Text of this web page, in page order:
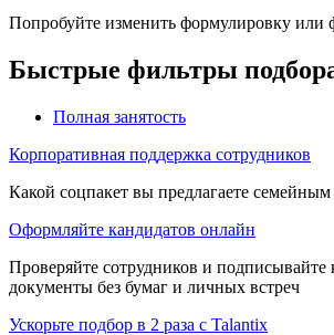
Попробуйте изменить формулировку или
Быстрые фильтры
Полная занятость
Корпоративная поддержка сотрудников
Какой соцпакет вы предлагаете
Оформляйте кандидатов онлайн
Проверяйте сотрудников и подписывайте
документы без бумаг и личных встреч
Ускорьте подбор в 2 раза с Talantix